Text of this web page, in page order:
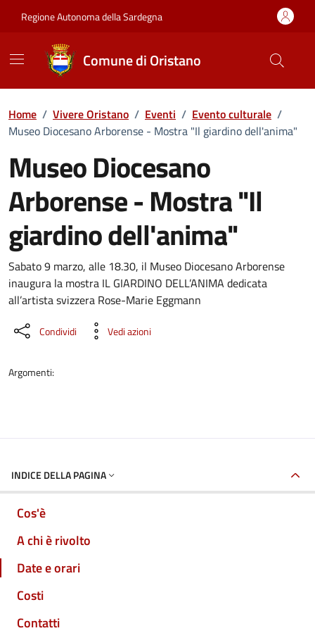
Regione Autonoma della Sardegna
Comune di Oristano
Home / Vivere Oristano / Eventi / Evento culturale /
Museo Diocesano Arborense - Mostra "Il giardino dell'anima"
Museo Diocesano
Arborense - Mostra "Il
giardino dell'anima"
Dettaglio dell'evento
Sabato 9 marzo, alle 18.30, il Museo Diocesano Arborense
inaugura la mostra IL GIARDINO DELL’ANIMA dedicata
all’artista svizzera Rose-Marie Eggmann
Condividi Vedi azioni
Argomenti:
INDICE DELLA PAGINA
Cos'è
A chi è rivolto
Date e orari
Costi
Contatti